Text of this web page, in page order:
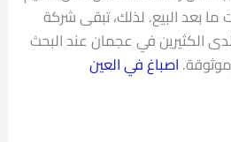
بعد البيع. لذلك، تبقى شركة
الكثيرين في عجمان عند البحث
اصباغ في العين